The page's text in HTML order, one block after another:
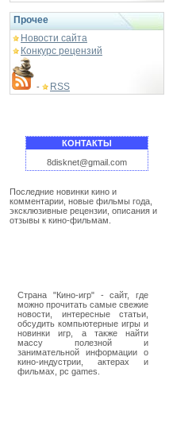
Прочее
Новости сайта
Конкурс рецензий
- RSS
КОНТАКТЫ
8disknet@gmail.com
Последние новинки кино и
комментарии, новые фильмы года,
эксклюзивные рецензии, описания и
отзывы к кино-фильмам.
Страна "Кино-игр" - сайт, где
можно прочитать самые свежие
новости, интересные статьи,
обсудить компьютерные игры и
новинки игр, а также найти
массу полезной и
занимательной информации о
кино-индустрии, актерах и
фильмах, pc games.